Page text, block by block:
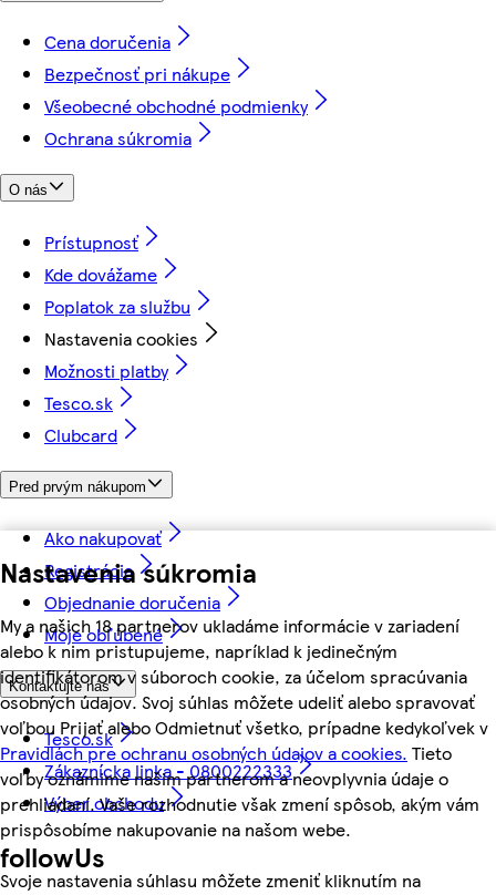
Nastavenia súkromia
My a našich 18 partnerov ukladáme informácie v zariadení
alebo k nim pristupujeme, napríklad k jedinečným
identifikátorom v súboroch cookie, za účelom spracúvania
osobných údajov. Svoj súhlas môžete udeliť alebo spravovať
voľbou Prijať alebo Odmietnuť všetko, prípadne kedykoľvek v
Pravidlách pre ochranu osobných údajov a cookies. Tieto
voľby oznámime našim partnerom a neovplyvnia údaje o
prehliadaní. Vaše rozhodnutie však zmení spôsob, akým vám
prispôsobíme nakupovanie na našom webe.
Svoje nastavenia súhlasu môžete zmeniť kliknutím na
Cena doručenia
Bezpečnosť pri nákupe
Všeobecné obchodné podmienky
Ochrana súkromia
O nás
Prístupnosť
Kde dovážame
Poplatok za službu
Nastavenia cookies
Možnosti platby
Tesco.sk
Clubcard
Pred prvým nákupom
Ako nakupovať
Registrácia
Objednanie doručenia
Moje obľúbené
Kontaktujte nás
Tesco.sk
Zákaznícka linka - 0800222333
Výber obchodu
followUs